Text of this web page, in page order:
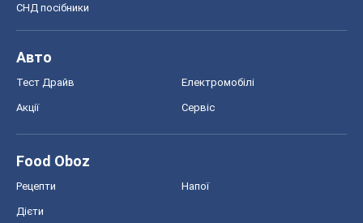
СНД посібники
Авто
Тест Драйв Електромобілі
Акції Сервіс
Food Oboz
Рецепти Напої
Дієти